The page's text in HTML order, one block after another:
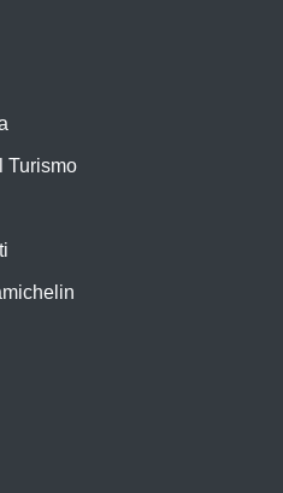
Turismo